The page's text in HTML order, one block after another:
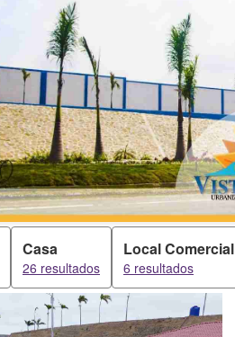
Casa
26 resultados
Local Comercial
6 resultados